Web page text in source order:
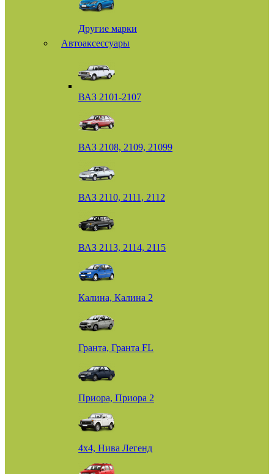
Другие марки
Автоаксессуары
ВАЗ 2101-2107
ВАЗ 2108, 2109, 21099
ВАЗ 2110, 2111, 2112
ВАЗ 2113, 2114, 2115
Калина, Калина 2
Гранта, Гранта FL
Приора, Приора 2
4х4, Нива Легенд